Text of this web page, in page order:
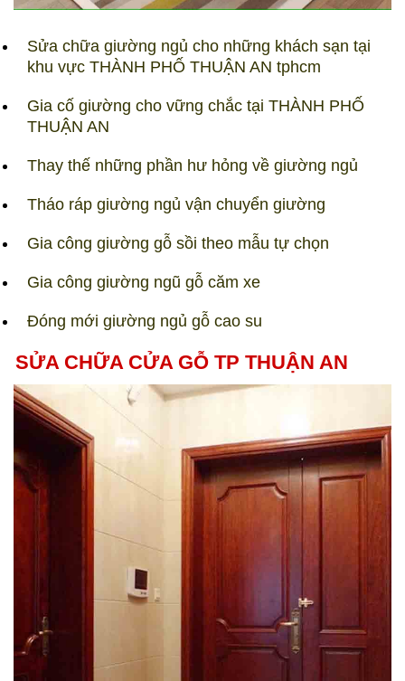
Sửa chữa giường ngủ cho những khách sạn tại
khu vực THÀNH PHỐ THUẬN AN tphcm
Gia cố giường cho vững chắc tại THÀNH PHỐ
THUẬN AN
Thay thế những phần hư hỏng về giường ngủ
Tháo ráp giường ngủ vận chuyển giường
Gia công giường gỗ sồi theo mẫu tự chọn
Gia công giường ngũ gỗ căm xe
Đóng mới giường ngủ gỗ cao su
SỬA CHỮA CỬA GỖ TP THUẬN AN